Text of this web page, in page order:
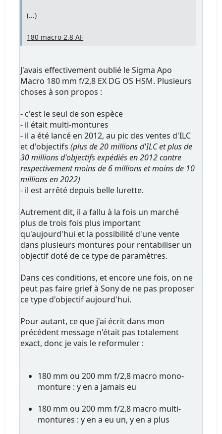
(...)
180 macro 2.8 AF
J'avais effectivement oublié le Sigma Apo
Macro 180 mm f/2,8 EX DG OS HSM. Plusieurs
choses à son propos :
- c'est le seul de son espèce
- il était multi-montures
- il a été lancé en 2012, au pic des ventes d'ILC
et d'objectifs(plus de 20 millions d'ILC et plus de
30 millions d'objectifs expédiés en 2012 contre
respectivement moins de 6 millions et moins de 10
millions en 2022)
- il est arrêté depuis belle lurette.
Autrement dit, il a fallu à la fois un marché
plus de trois fois plus important
qu'aujourd'hui et la possibilité d'une vente
dans plusieurs montures pour rentabiliser un
objectif doté de ce type de paramètres.
Dans ces conditions, et encore une fois, on ne
peut pas faire grief à Sony de ne pas proposer
ce type d'objectif aujourd'hui.
Pour autant, ce que j'ai écrit dans mon
précédent message n'était pas totalement
exact, donc je vais le reformuler :
180 mm ou 200 mm f/2,8 macro mono-
monture : y en a jamais eu
180 mm ou 200 mm f/2,8 macro multi-
montures : y en a eu un, y en a plus